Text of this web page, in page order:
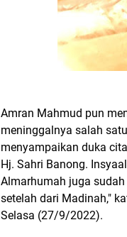
Amran Mahmud pun
meninggalnya salah
menyampaikan duka
Hj. Sahri Banong.
Almarhumah juga
setelah dari Madinah,"
Selasa (27/9/2022).